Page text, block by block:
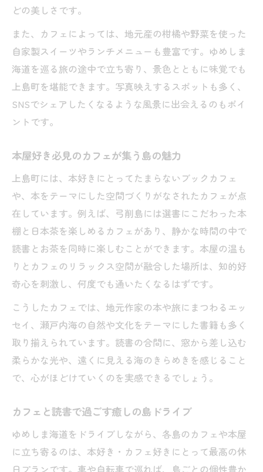
どの美しさです。
また、カフェによっては、地元産の柑橘や野菜を使った
自家製スイーツやランチメニューも豊富です。ゆめしま
海道を巡る旅の途中で立ち寄り、景色とともに味覚でも
上島町を堪能できます。写真映えするスポットも多く、
SNSでシェアしたくなるような風景に出会えるのもポイ
ントです。
本屋好き必見のカフェが集う島の魅力
上島町には、本好きにとってたまらないブックカフェ
や、本をテーマにした空間づくりがなされたカフェが点
在しています。例えば、弓削島には選書にこだわった本
棚と日本茶を楽しめるカフェがあり、静かな時間の中で
読書とお茶を同時に楽しむことができます。本屋の温も
りとカフェのリラックス空間が融合した場所は、知的好
奇心を刺激し、何度でも通いたくなるはずです。
こうしたカフェでは、地元作家の本や旅にまつわるエッ
セイ、瀬戸内海の自然や文化をテーマにした書籍も多く
取り揃えられています。読書の合間に、窓から差し込む
柔らかな光や、遠くに見える海のきらめきを感じること
で、心がほどけていくのを実感できるでしょう。
カフェと読書で過ごす癒しの島ドライブ
ゆめしま海道をドライブしながら、各島のカフェや本屋
に立ち寄るのは、本好き・カフェ好きにとって最高の休
日プランです。車や自転車で巡れば、島ごとの個性豊か